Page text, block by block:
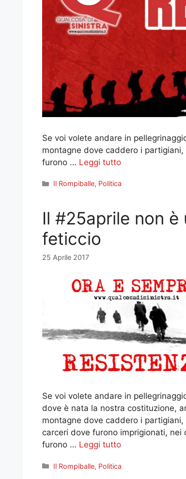
Se voi volete andare in
montagne dove caddero i
furono … Leggi tutto
Categorie
Il Rompiballe, Politica
Il #25aprile non è
feticcio
25 Aprile 2017
Se voi volete andare in
dove è nata la nostra costituzione,
montagne dove caddero i partigiani,
carceri dove furono imprigionati, nei
furono … Leggi tutto
Categorie
Il Rompiballe, Politica